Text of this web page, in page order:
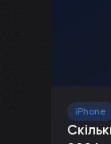
iPhone